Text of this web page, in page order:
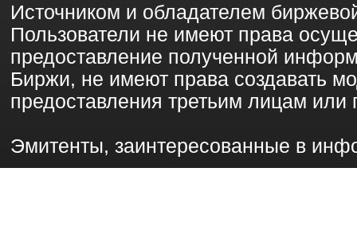
Источником и обладателем
Пользователи не имеют права
предоставление полученной
Биржи, не имеют права создавать
предоставления третьим лицам или
Эмитенты, заинтересованные в